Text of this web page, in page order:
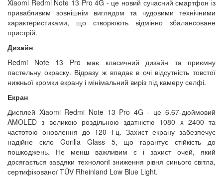
Xiaomi Redmi Note 13 Pro 4G - це новий сучасний смартфон із
привабливим зовнішнім виглядом та чудовими технічними
характеристиками, що створюють відмінно збалансоване
пристрій.
Дизайн
Redmi Note 13 Pro має класичний дизайн та приємну
пастельну окраску. Відразу ж впадає в очі відсутність товстої
нижньої кромки екрану і мінімальний виріз під камеру селфі.
Екран
Дисплей Xiaomi Redmi Note 13 Pro 4G - це 6.67-дюймовий
AMOLED з великою роздільною здатністю 1080 x 2400 та
частотою оновлення до 120 Гц. Захист екрану забезпечує
надійне скло Gorilla Glass 5, що гарантує стійкість до
пошкоджень. Не менш важливим є і захист очей, який
досягається завдяки технології зниження рівня синього світла,
сертифікованої TÜV Rheinland Low Blue Light.